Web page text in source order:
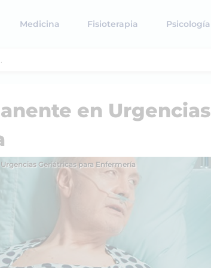
Medicina Fisioterapia Psicología
en Urgencias
Geriátricas para Enfermería